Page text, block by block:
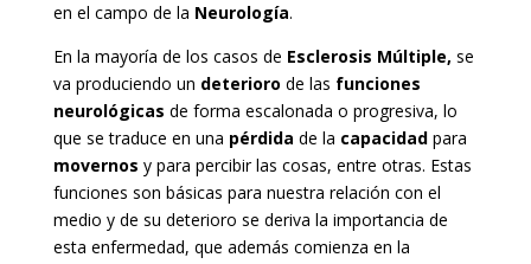
en el campo de la Neurología.
En la mayoría de los casos de Esclerosis Múltiple, se
va produciendo un deterioro de las funciones
neurológicas de forma escalonada o progresiva, lo
que se traduce en una pérdida de la capacidadpara
movernos y para percibir las cosas, entre otras. Estas
funciones son básicas para nuestra relación con el
medio y de su deterioro se deriva la importancia de
esta enfermedad, que además comienza en la